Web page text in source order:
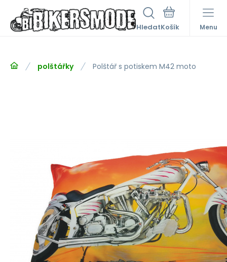
Hledat Menu
polštářky Polštář s potiskem M42 moto